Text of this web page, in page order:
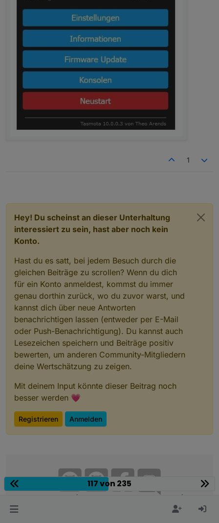
1
Hey! Du scheinst an dieser Unterhaltung
interessiert zu sein, hast aber noch kein
Konto.
Hast du es satt, bei jedem Besuch durch die
gleichen Beiträge zu scrollen? Wenn du dich
für ein Konto anmeldest, kommst du immer
genau dorthin zurück, wo du zuvor warst, und
kannst dich über neue Antworten
benachrichtigen lassen (entweder per E-Mail
oder Push-Benachrichtigung). Du kannst auch
Lesezeichen speichern und Beiträge positiv
bewerten, um anderen Community-Mitgliedern
deine Wertschätzung zu zeigen.
Mit deinem Input könnte dieser Beitrag noch
besser werden 💗
Registrieren Anmelden
Einwilligungseinstellungen
117 von 235